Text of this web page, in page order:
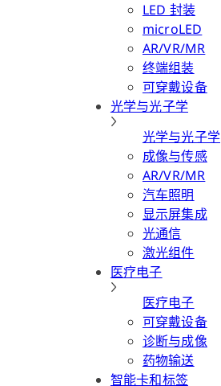
LED 封装
microLED
AR/VR/MR
终端组装
可穿戴设备
光学与光子学
光学与光子学
成像与传感
AR/VR/MR
汽车照明
显示屏集成
光通信
激光组件
医疗电子
医疗电子
可穿戴设备
诊断与成像
药物输送
智能卡和标签